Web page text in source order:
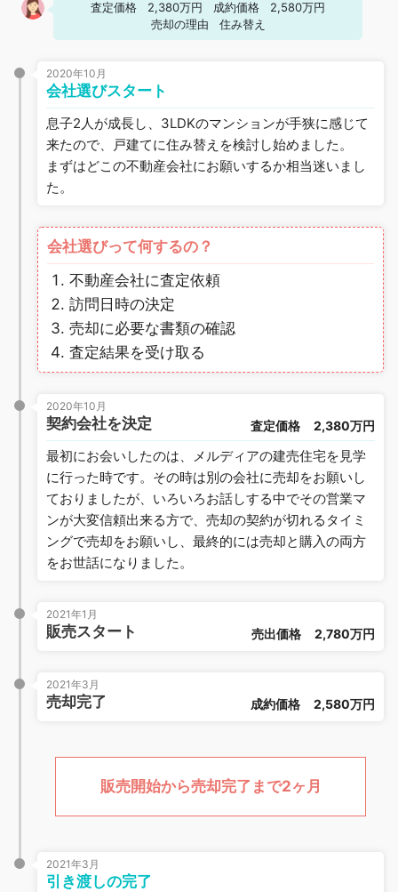
査定価格
2,380万円 成約価格
2,580万円
売却の理由
住み替え
2020年10月
会社選びスタート
息子2人が成長し、3LDKのマンションが手狭に感じて
来たので、戸建てに住み替えを検討し始めました。
まずはどこの不動産会社にお願いするか相当迷いまし
た。
会社選びって何するの？
不動産会社に査定依頼
訪問日時の決定
売却に必要な書類の確認
査定結果を受け取る
2020年10月
契約会社を決定 査定価格 2,380万円
最初にお会いしたのは、メルディアの建売住宅を見学
に行った時です。その時は別の会社に売却をお願いし
ておりましたが、いろいろお話しする中でその営業マ
ンが大変信頼出来る方で、売却の契約が切れるタイミ
ングで売却をお願いし、最終的には売却と購入の両方
をお世話になりました。
2021年1月
販売スタート 売出価格 2,780万円
2021年3月
売却完了 成約価格 2,580万円
販売開始から売却完了まで2ヶ月
2021年3月
引き渡しの完了